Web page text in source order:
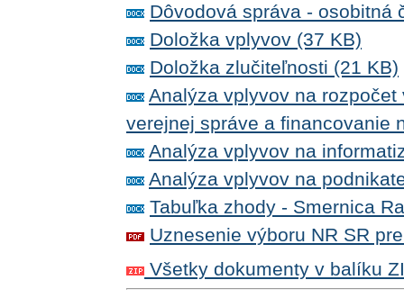
Dôvodová správa - osobitná
Doložka vplyvov (37 KB)
Doložka zlučiteľnosti (21 KB)
Analýza vplyvov na
verejnej správe a financovanie
Analýza vplyvov na
Analýza vplyvov na
Tabuľka zhody - Smernica
Uznesenie výboru NR SR
Všetky dokumenty v balíku